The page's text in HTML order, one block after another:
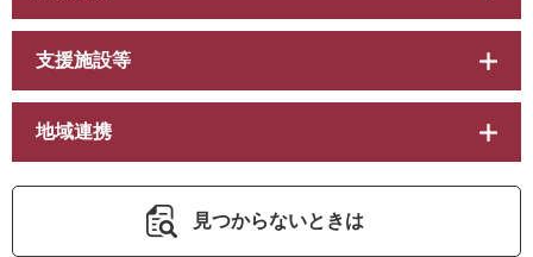
支援施設等
地域連携
見つからないときは